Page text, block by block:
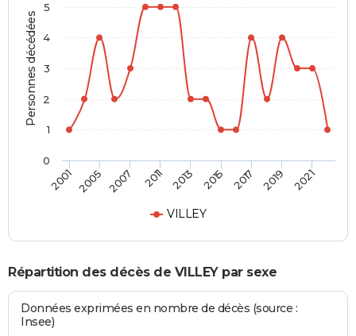
Personnes décédées
VILLEY
2001 2005 2007 2011 2013 2015 2017 2019 2021
0
1
2
3
4
5
Répartition des décès de VILLEY par sexe
Données exprimées en nombre de décès (source :
Insee)